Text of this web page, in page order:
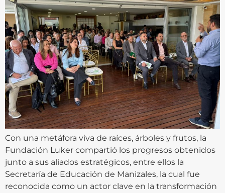
Con una metáfora viva de raíces, árboles y frutos, la
Fundación Luker compartió los progresos obtenidos
junto a sus aliados estratégicos, entre ellos la
Secretaría de Educación de Manizales, la cual fue
reconocida como un actor clave en la transformación